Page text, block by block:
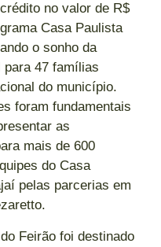
no valor de R$
Casa Paulista
o sonho da
47 famílias
do município.
foram fundamentais
as
mais de 600
do Casa
pelas parcerias em
Feirão foi destinado